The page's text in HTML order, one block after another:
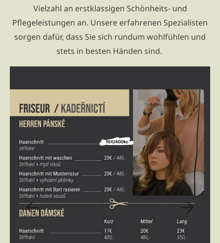
Vielzahl an erstklassigen Schönheits- und
Pflegeleistungen an. Unsere erfahrenen Spezialisten
sorgen dafür, dass Sie sich rundum wohlfühlen und
stets in besten Händen sind.